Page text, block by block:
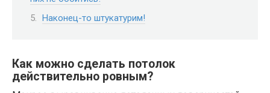
Наконец-то штукатурим!
Как можно сделать потолок
действительно ровным?